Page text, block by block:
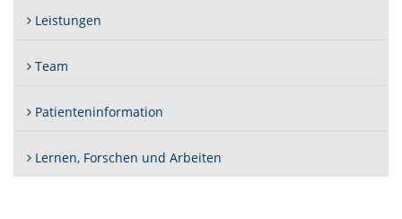
Leistungen
Team
Patienteninformation
Lernen, Forschen und Arbeiten